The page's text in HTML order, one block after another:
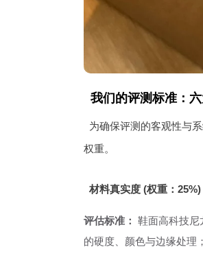
我们的评测标准：
为确保评测的客观性与
权重。
材料真实度 (权重：25%)
评估标准： 鞋面高科技尼
的硬度、颜色与边缘处理